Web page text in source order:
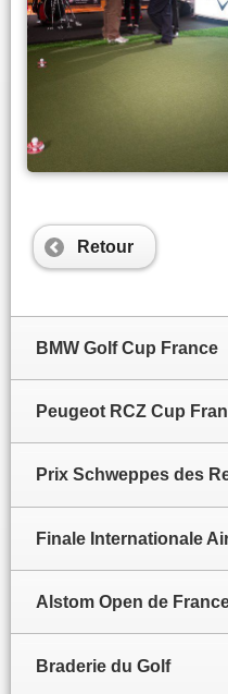
Retour
BMW Golf Cup France
Peugeot RCZ Cup
Prix Schweppes des
Finale Internationale
Alstom Open de
Braderie du Golf